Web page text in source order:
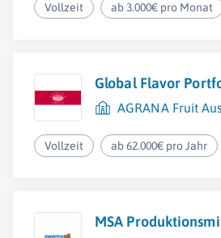
Vollzeit ab 3.000€ pro Monat
Global Flavor
AGRANA Fruit
Vollzeit ab 62.000€ pro Jahr
MSA